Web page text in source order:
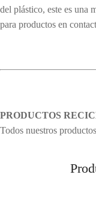
del plástico, este es una
para productos en
PRODUCTOS
Todos nuestros